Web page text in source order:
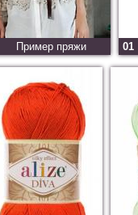
Пример пряжи 01